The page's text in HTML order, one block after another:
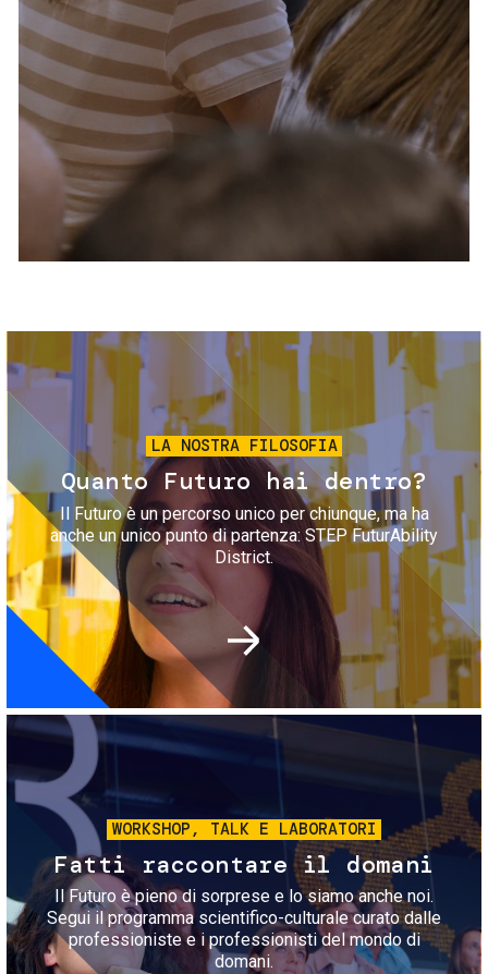
Servizi e accessibilità
Contatti
FAQ
Biglietti
Immagine
LA NOSTRA FILOSOFIA
Quanto Futuro hai dentro?
Il Futuro è un percorso unico per chiunque, ma ha
anche un unico punto di partenza: STEP FuturAbility
District.
Immagine
WORKSHOP, TALK E LABORATORI
Fatti raccontare il domani
Il Futuro è pieno di sorprese e lo siamo anche noi.
Segui il programma scientifico-culturale curato dalle
professioniste e i professionisti del mondo di
domani.